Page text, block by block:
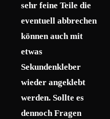
sehr feine Teile die
eventuell abbrechen
können auch mit
etwas
Sekundenkleber
wieder angeklebt
werden. Sollte es
dennoch Fragen